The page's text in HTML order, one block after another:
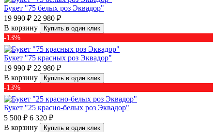
Букет "75 белых роз Эквадор"
19 990 ₽ 22 980 ₽
В корзину
Купить в один клик
-13%
Букет "75 красных роз Эквадор"
19 990 ₽ 22 980 ₽
В корзину
Купить в один клик
-13%
Букет "25 красно-белых роз Эквадор"
5 500 ₽ 6 320 ₽
В корзину
Купить в один клик